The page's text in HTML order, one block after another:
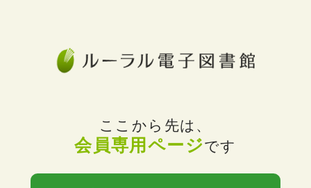
ここから先は、
会員専用ページです